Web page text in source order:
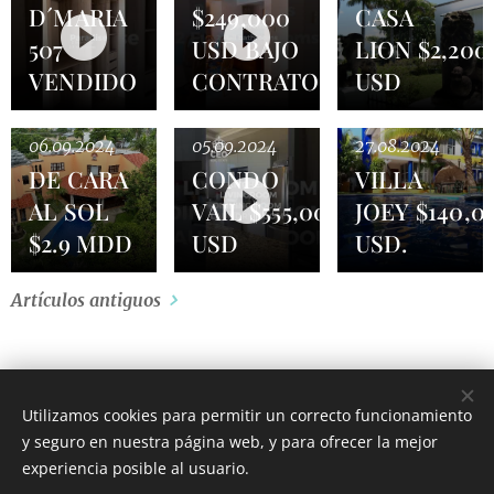
D´MARIA
507
VENDIDO
$249,000
USD BAJO
CONTRATO
CASA
LION
USD
06.09.2024
DE CARA
AL SOL
$2.9 MDD
05.09.2024
CONDO
VAIL $555,000
USD
27.08.2024
VILLA
JOEY
USD.
Artículos antiguos
Utilizamos cookies para permitir un correcto funcionamiento
y seguro en nuestra página web, y para ofrecer la mejor
experiencia posible al usuario.